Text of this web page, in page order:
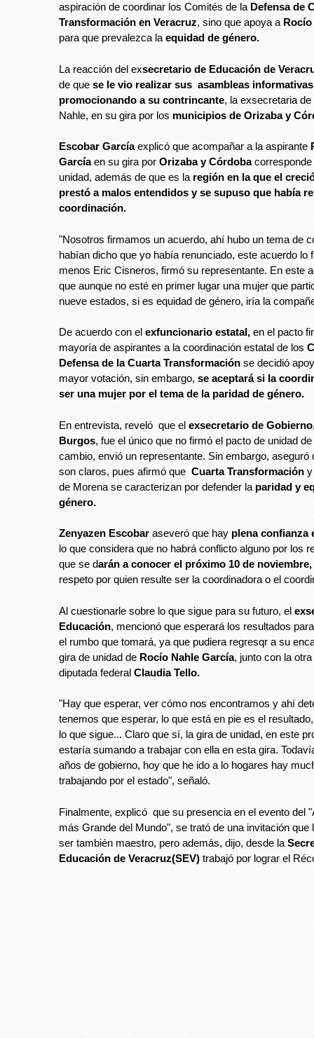
aspiración de coordinar los Comités de la Defensa de
Transformación en Veracruz, sino que apoya a Rocío
para que prevalezca la equidad de género.
La reacción del exsecretario de Educación de
de que se le vio realizar sus asambleas informativas
promocionando a su contrincante, la exsecretaria
Nahle, en su gira por los municipios de Orizaba y
Escobar Garcíaexplicó que acompañar a la aspirante
Garcíaen su gira por Orizaba y Córdobacorresponde
unidad, además de que es la región en la que el
prestó a malos entendidos y se supuso que había
coordinación.
"Nosotros firmamos un acuerdo, ahí hubo un tema de
habían dicho que yo había renunciado, este acuerdo lo
menos Eric Cisneros, firmó su representante. En este
que aunque no esté en primer lugar una mujer que
nueve estados, si es equidad de género, iría la
De acuerdo con el exfuncionario estatal, en el pacto
mayoría de aspirantes a la coordinación estatal de los
Defensa de la Cuarta Transformación se decidió
mayor votación, sin embargo, se aceptará si la
ser una mujer por el tema de la paridad de género.
En entrevista, reveló que el exsecretario de
Burgos, fue el único que no firmó el pacto de unidad de
cambio, envió un representante. Sin embargo, aseguró
son claros, pues afirmó que Cuarta Transformación y
de Morena se caracterizan por defender la paridad y
género.
Zenyazen Escobar aseveró que hay plena confianza
lo que considera que no habrá conflicto alguno por los
que se darán a conocer el próximo 10 de noviembre,
respeto por quien resulte ser la coordinadora o el
Al cuestionarle sobre lo que sigue para su futuro, el
Educación, mencionó que esperará los resultados
el rumbo que tomará, ya que pudiera regresqr a su
gira de unidad de Rocío Nahle García, junto con la
diputada federal Claudia Tello.
"Hay que esperar, ver cómo nos encontramos y ahí
tenemos que esperar, lo que está en pie es el
lo que sigue... Claro que sí, la gira de unidad, en este
estaría sumando a trabajar con ella en esta gira.
años de gobierno, hoy que he ido a lo hogares hay
trabajando por el estado", señaló.
Finalmente, explicó que su presencia en el evento del
más Grande del Mundo", se trató de una invitación que
ser también maestro, pero además, dijo, desde la
Educación de Veracruz(SEV) trabajó por lograr el